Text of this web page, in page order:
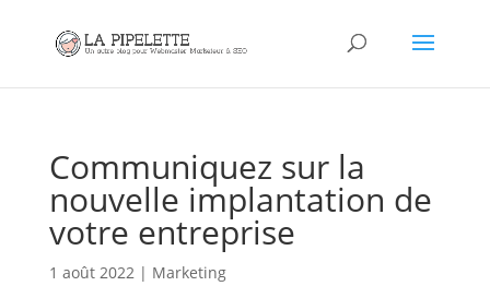
Communiquez sur la
nouvelle implantation de
votre entreprise
1 août 2022| Marketing